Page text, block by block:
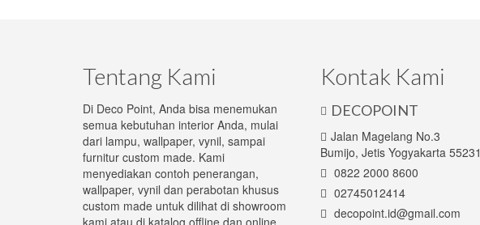
Tentang Kami
Di Deco Point, Anda bisa menemukan
semua kebutuhan interior Anda, mulai
dari lampu, wallpaper, vynil, sampai
furnitur custom made. Kami
menyediakan contoh penerangan,
wallpaper, vynil dan perabotan khusus
custom made untuk dilihat di showroom
kami atau di katalog offline dan online
Kontak Kami
DECOPOINT
Jalan Magelang No.3
Bumijo, Jetis Yogyakarta 55231
0822 2000 8600
02745012414
decopoint.id@gmail.com